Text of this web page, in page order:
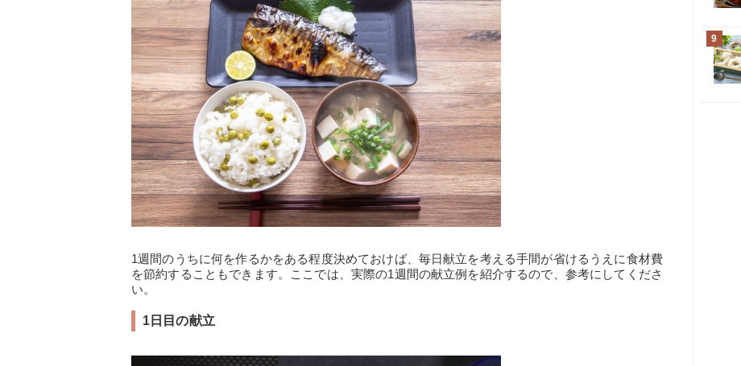
1週間のうちに何を作るかをある程度決めておけば、毎日献立を考える手間が省けるうえに食材費
を節約することもできます。ここでは、実際の1週間の献立例を紹介するので、参考にしてくださ
い。
1日目の献立
9